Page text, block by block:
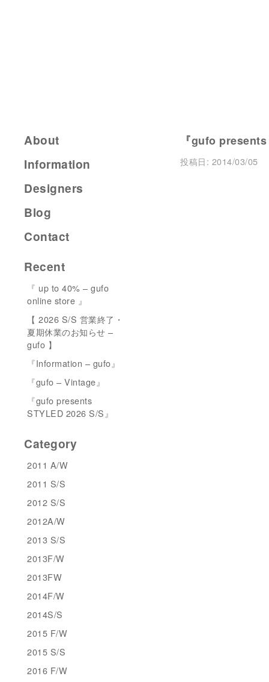
『gufo
投稿日: 2014/03/05
About
Information
Designers
Blog
Contact
Recent
『 up to 40% – gufo
online store 』
【 2026 S/S 営業終了・
夏期休業のお知らせ –
gufo 】
『Information – gufo』
『gufo – Vintage』
『gufo presents
STYLED 2026 S/S』
Category
2011 A/W
2011 S/S
2012 S/S
2012A/W
2013 S/S
2013F/W
2013FW
2014F/W
2014S/S
2015 F/W
2015 S/S
2016 F/W